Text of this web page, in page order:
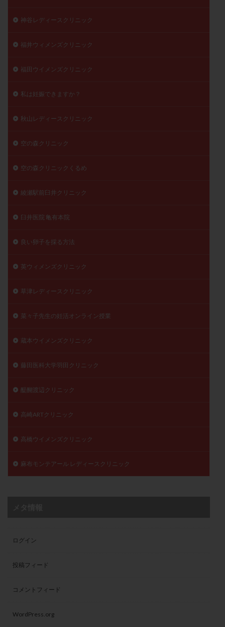
神谷レディースクリニック
福井ウィメンズクリニック
福田ウイメンズクリニック
私は妊娠できますか？
秋山レディースクリニック
空の森クリニック
空の森クリニックくるめ
綾瀬駅前臼井クリニック
臼井医院 亀有本院
良い卵子を採る方法
英ウィメンズクリニック
草津レディースクリニック
菜々子先生の妊活オンライン授業
蔵本ウイメンズクリニック
藤田医科大学羽田クリニック
醍醐渡辺クリニック
高崎ARTクリニック
高橋ウイメンズクリニック
麻布モンテアール レディースクリニック
ログイン
投稿フィード
コメントフィード
WordPress.org